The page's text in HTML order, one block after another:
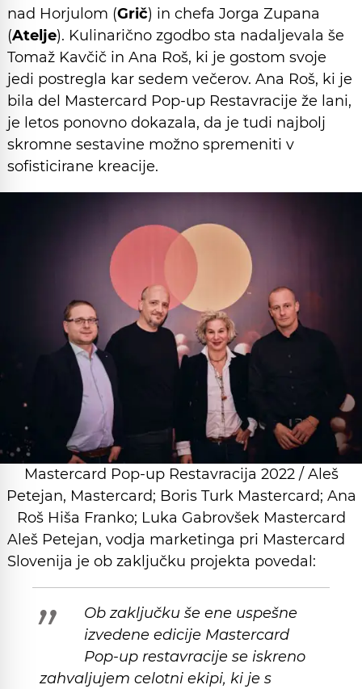
nad Horjulom (Grič) in chefa Jorga Zupana
(Atelje). Kulinarično zgodbo sta nadaljevala še
Tomaž Kavčič in Ana Roš, ki je gostom svoje
jedi postregla kar sedem večerov. Ana Roš, ki je
bila del Mastercard Pop-up Restavracije že lani,
je letos ponovno dokazala, da je tudi najbolj
skromne sestavine možno spremeniti v
sofisticirane kreacije.
Mastercard Pop-up Restavracija 2022 / Aleš
Petejan, Mastercard; Boris Turk Mastercard; Ana
Roš Hiša Franko; Luka Gabrovšek Mastercard
Aleš Petejan, vodja marketinga pri Mastercard
Slovenija je ob zaključku projekta povedal:
Ob zaključku še ene uspešne
izvedene edicije Mastercard
Pop-up restavracije se iskreno
zahvaljujem celotni ekipi, ki je s